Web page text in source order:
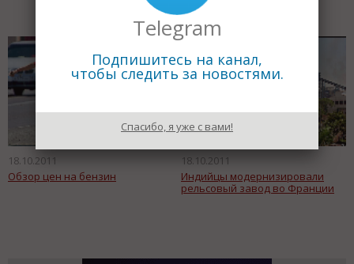
18.10.2011
Обзор цен на бензин
18.10.2011
Индийцы модернизировали
рельсовый завод во Франции
Telegram
Подпишитесь на канал,
чтобы следить за новостями.
Спасибо, я уже с вами!